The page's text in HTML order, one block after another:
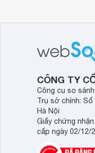
CÔNG TY
Công cụ so
Trụ sở chính: Số
Hà Nội
Giấy chứng
cấp ngày 02/12/